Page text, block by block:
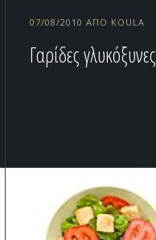
07/08/2010 ΑΠΌ KOULA
Γαρίδες γλυκόξυνες